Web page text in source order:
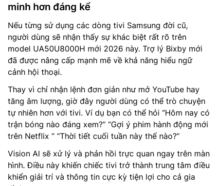
minh hơn đáng kể
Nếu từng sử dụng các dòng tivi Samsung đời cũ,
người dùng sẽ nhận thấy sự khác biệt rất rõ trên
model UA50U8000H mới 2026 này. Trợ lý Bixby mới
đã được nâng cấp mạnh mẽ về khả năng hiểu ngữ
cảnh hội thoại.
Thay vì chỉ nhận lệnh đơn giản như mở YouTube hay
tăng âm lượng, giờ đây người dùng có thể trò chuyện
tự nhiên hơn với tivi. Ví dụ bạn có thể hỏi “Hôm nay có
trận bóng nào đáng xem?” “Gợi ý phim hành động mới
trên Netflix ” “Thời tiết cuối tuần này thế nào?”
Vision AI sẽ xử lý và phản hồi trực quan ngay trên màn
hình. Điều này khiến chiếc tivi trở thành trung tâm điều
khiển giải trí và thông tin cực kỳ tiện lợi cho cả gia